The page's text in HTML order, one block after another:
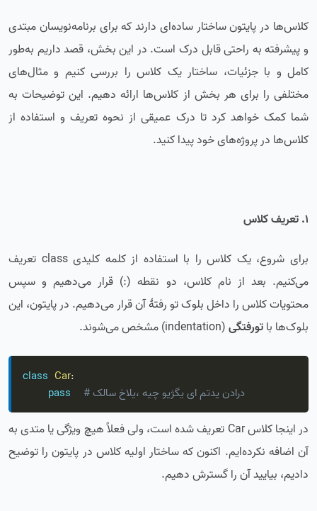
کلاس‌ها در پایتون ساختار ساده‌ای دارند که برای برنامه‌نویسان مبتدی
و پیشرفته به راحتی قابل درک است. در این بخش، قصد داریم به‌طور
کامل و با جزئیات، ساختار یک کلاس را بررسی کنیم و مثال‌های
مختلفی را برای هر بخش از کلاس‌ها ارائه دهیم. این توضیحات به
شما کمک خواهد کرد تا درک عمیقی از نحوه تعریف و استفاده از
کلاس‌ها در پروژه‌های خود پیدا کنید.
1. تعریف کلاس
برای شروع، یک کلاس را با استفاده از کلمه کلیدی class تعریف
می‌کنیم. بعد از نام کلاس، دو نقطه (:) قرار می‌دهیم و سپس
محتویات کلاس را داخل بلوک تو رفتۀ آن قرار می‌دهیم. در پایتون، این
بلوک‌ها باتورفتگی(indentation) مشخص می‌شوند.
class Car:
pass
# کلاس خالی، هیچ ویژگی یا متدی ندارد
در اینجا کلاس Car تعریف شده است، ولی فعلاً هیچ ویژگی یا متدی به
آن اضافه نکرده‌ایم. اکنون که ساختار اولیه کلاس در پایتون را توضیح
دادیم، بیایید آن را گسترش دهیم.